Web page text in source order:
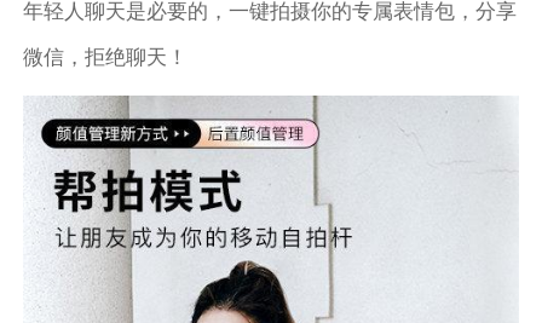
年轻人聊天是必要的，一键拍摄你的专属表情包，分享
微信，拒绝聊天！